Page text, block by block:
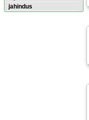
jahindus